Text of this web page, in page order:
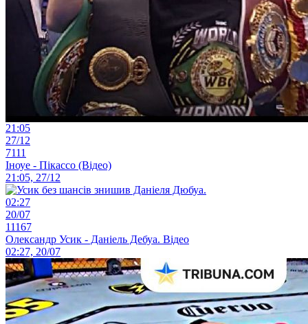
21:05
27/12
7111
Іноуе - Пікассо (Відео)
21:05, 27/12
02:27
20/07
11167
Олександр Усик - Даніель Дебуа. Відео
02:27, 20/07